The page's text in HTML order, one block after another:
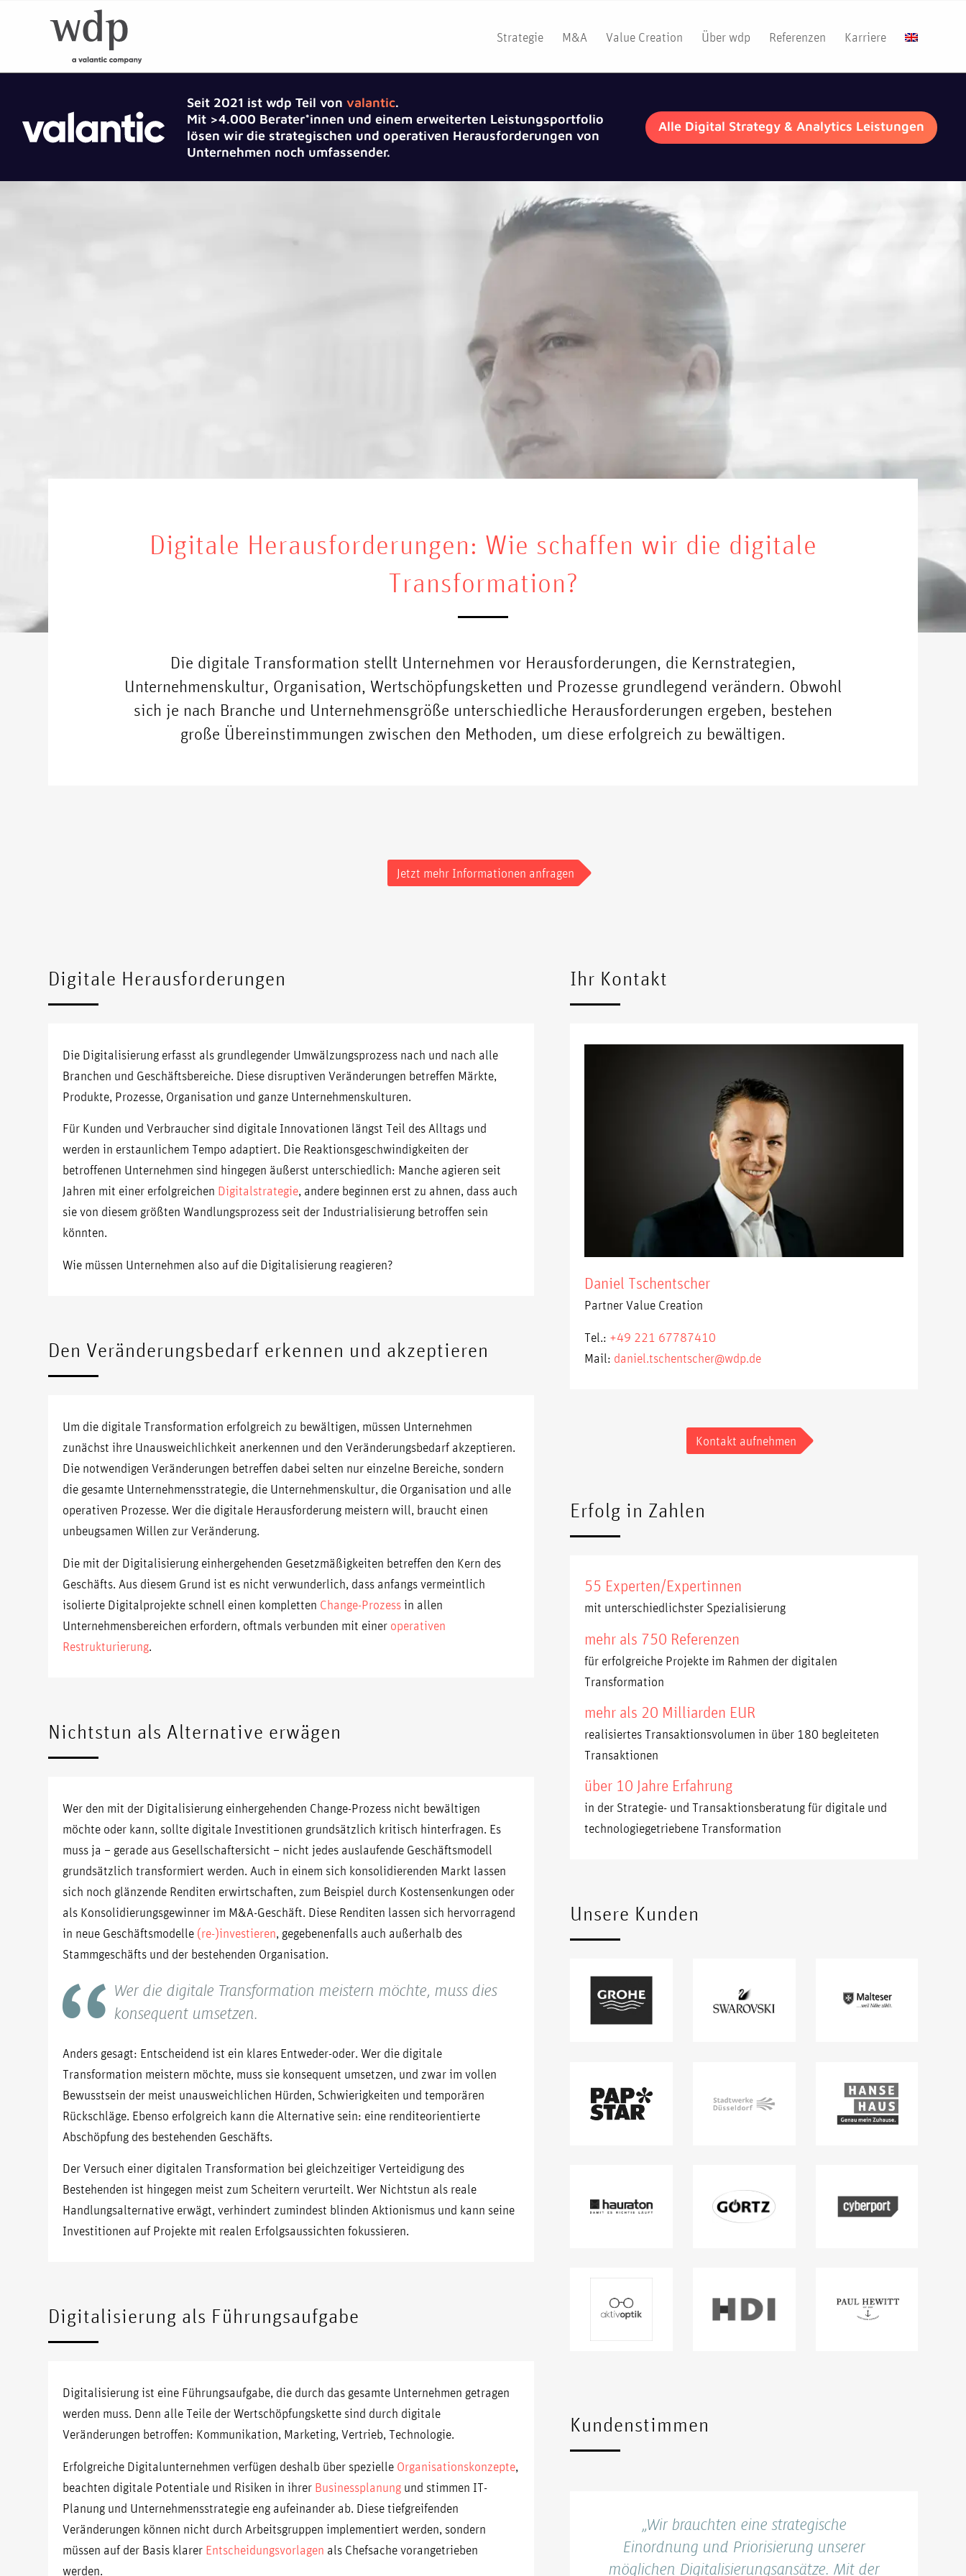
Strategie M&A Value Creation Über wdp Referenzen Karriere
Seit 2021 ist wdp Teil von valantic.
Mit >4.000 Berater*innen und einem erweiterten Leistungsportfolio
lösen wir die strategischen und operativen Herausforderungen von
Unternehmen noch umfassender.
Alle Digital Strategy & Analytics Leistungen
Digitale Herausforderungen: Wie schaffen wir die digitale
Transformation?
Die digitale Transformation stellt Unternehmen vor Herausforderungen, die Kernstrategien,
Unternehmenskultur, Organisation, Wertschöpfungsketten und Prozesse grundlegend verändern. Obwohl
sich je nach Branche und Unternehmensgröße unterschiedliche Herausforderungen ergeben, bestehen
große Übereinstimmungen zwischen den Methoden, um diese erfolgreich zu bewältigen.
Jetzt mehr Informationen anfragen
Digitale Herausforderungen
Die Digitalisierung erfasst als grundlegender Umwälzungsprozess nach und nach alle
Branchen und Geschäftsbereiche. Diese disruptiven Veränderungen betreffen Märkte,
Produkte, Prozesse, Organisation und ganze Unternehmenskulturen.
Für Kunden und Verbraucher sind digitale Innovationen längst Teil des Alltags und
werden in erstaunlichem Tempo adaptiert. Die Reaktionsgeschwindigkeiten der
betroffenen Unternehmen sind hingegen äußerst unterschiedlich: Manche agieren seit
Jahren mit einer erfolgreichen Digitalstrategie, andere beginnen erst zu ahnen, dass auch
sie von diesem größten Wandlungsprozess seit der Industrialisierung betroffen sein
könnten.
Wie müssen Unternehmen also auf die Digitalisierung reagieren?
Den Veränderungsbedarf erkennen und akzeptieren
Um die digitale Transformation erfolgreich zu bewältigen, müssen Unternehmen
zunächst ihre Unausweichlichkeit anerkennen und den Veränderungsbedarf akzeptieren.
Die notwendigen Veränderungen betreffen dabei selten nur einzelne Bereiche, sondern
die gesamte Unternehmensstrategie, die Unternehmenskultur, die Organisation und alle
operativen Prozesse. Wer die digitale Herausforderung meistern will, braucht einen
unbeugsamen Willen zur Veränderung.
Die mit der Digitalisierung einhergehenden Gesetzmäßigkeiten betreffen den Kern des
Geschäfts. Aus diesem Grund ist es nicht verwunderlich, dass anfangs vermeintlich
isolierte Digitalprojekte schnell einen kompletten Change-Prozess in allen
Unternehmensbereichen erfordern, oftmals verbunden mit einer operativen
Restrukturierung.
Nichtstun als Alternative erwägen
Wer den mit der Digitalisierung einhergehenden Change-Prozess nicht bewältigen
möchte oder kann, sollte digitale Investitionen grundsätzlich kritisch hinterfragen. Es
muss ja – gerade aus Gesellschaftersicht – nicht jedes auslaufende Geschäftsmodell
grundsätzlich transformiert werden. Auch in einem sich konsolidierenden Markt lassen
sich noch glänzende Renditen erwirtschaften, zum Beispiel durch Kostensenkungen oder
als Konsolidierungsgewinner im M&A-Geschäft. Diese Renditen lassen sich hervorragend
in neue Geschäftsmodelle (re-)investieren, gegebenenfalls auch außerhalb des
Stammgeschäfts und der bestehenden Organisation.
Wer die digitale Transformation meistern möchte, muss dies
konsequent umsetzen.
Anders gesagt: Entscheidend ist ein klares Entweder-oder. Wer die digitale
Transformation meistern möchte, muss sie konsequent umsetzen, und zwar im vollen
Bewusstsein der meist unausweichlichen Hürden, Schwierigkeiten und temporären
Rückschläge. Ebenso erfolgreich kann die Alternative sein: eine renditeorientierte
Abschöpfung des bestehenden Geschäfts.
Der Versuch einer digitalen Transformation bei gleichzeitiger Verteidigung des
Bestehenden ist hingegen meist zum Scheitern verurteilt. Wer Nichtstun als reale
Handlungsalternative erwägt, verhindert zumindest blinden Aktionismus und kann seine
Investitionen auf Projekte mit realen Erfolgsaussichten fokussieren.
Digitalisierung als Führungsaufgabe
Digitalisierung ist eine Führungsaufgabe, die durch das gesamte Unternehmen getragen
werden muss. Denn alle Teile der Wertschöpfungskette sind durch digitale
Veränderungen betroffen: Kommunikation, Marketing, Vertrieb, Technologie.
Erfolgreiche Digitalunternehmen verfügen deshalb über spezielle Organisationskonzepte,
beachten digitale Potentiale und Risiken in ihrer Businessplanung und stimmen IT-
Planung und Unternehmensstrategie eng aufeinander ab. Diese tiefgreifenden
Veränderungen können nicht durch Arbeitsgruppen implementiert werden, sondern
müssen auf der Basis klarer Entscheidungsvorlagen als Chefsache vorangetrieben
werden.
Ihr Kontakt
Daniel Tschentscher
Partner Value Creation
Tel.: +49 221 67787410
Mail: daniel.tschentscher@wdp.de
Kontakt aufnehmen
Erfolg in Zahlen
55 Experten/Expertinnen
mit unterschiedlichster Spezialisierung
mehr als 750 Referenzen
für erfolgreiche Projekte im Rahmen der digitalen
Transformation
mehr als 20 Milliarden EUR
realisiertes Transaktionsvolumen in über 180 begleiteten
Transaktionen
über 10 Jahre Erfahrung
in der Strategie- und Transaktionsberatung für digitale und
technologiegetriebene Transformation
Unsere Kunden
Kundenstimmen
Wir brauchten eine strategische
Einordnung und Priorisierung unserer
möglichen Digitalisierungsansätze. Mit der